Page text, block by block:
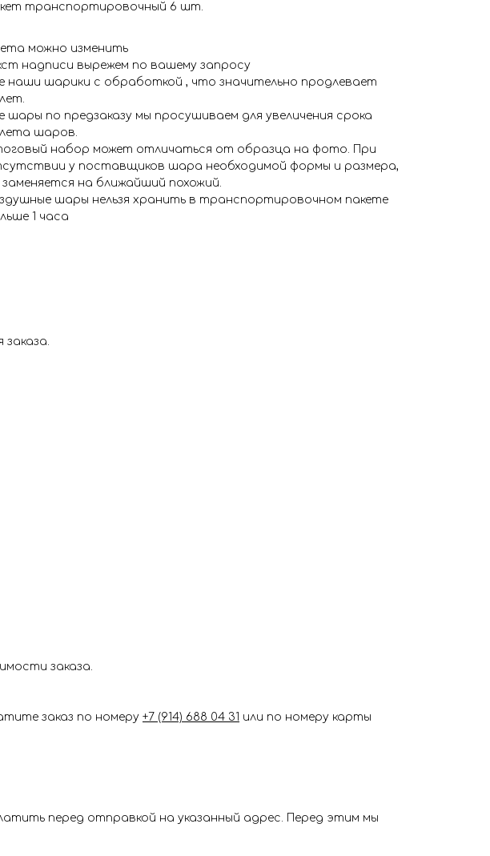
транспортировочный 6 шт.
можно изменить
надписи вырежем по вашему запросу
наши шарики с обработкой , что значительно продлевает
шары по предзаказу мы просушиваем для увеличения срока
шаров.
набор может отличаться от образца на фото. При
у поставщиков шара необходимой формы и размера,
заменяется на ближайший похожий.
шары нельзя хранить в транспортировочном пакете
1 часа
заказа.
заказ по номеру +7 (914) 688 04 31 или по номеру карты
перед отправкой на указанный адрес. Перед этим мы